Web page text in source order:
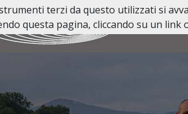
terzi da questo utilizzati si
questa pagina, cliccando su un